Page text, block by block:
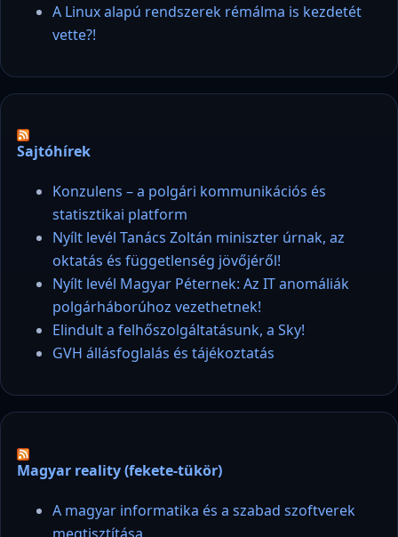
A Linux alapú rendszerek rémálma is kezdetét
vette?!
Sajtóhírek
Konzulens – a polgári kommunikációs és
statisztikai platform
Nyílt levél Tanács Zoltán miniszter úrnak, az
oktatás és függetlenség jövőjéről!
Nyílt levél Magyar Péternek: Az IT anomáliák
polgárháborúhoz vezethetnek!
Elindult a felhőszolgáltatásunk, a Sky!
GVH állásfoglalás és tájékoztatás
Magyar reality (fekete-tükör)
A magyar informatika és a szabad szoftverek